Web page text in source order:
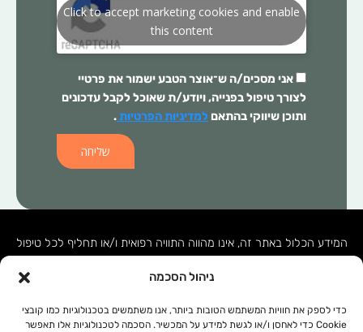
ניהול הסכמה
כדי לספק את חוויות המשתמש הטובות ביותר, אנו משתמשים בטכנולוגיות כמו קובצי
Cookie כדי לאחסן ו/או לגשת למידע על המכשיר. הסכמה לטכנולוגיות אלו תאפשר
Click to accept marketing cookies and enable
this content
אני מסכים/ה ש־אוצר הטבעישמור את פרטיי
לצורך טיפול בפנייה, ויודע/ת שאוכל לקבל עדכונים
ותוכן שיווקי בהתאם למדיניות הפרטיות.
שליחה
המידע הכלול באתר זה, אינו מהווה התוויה רפואית ו/או תחליף לכל טיפול
המידע המופיע באתר זה מופנה לנשים ולגברים כאחד. אין להעתיק, לשכפל